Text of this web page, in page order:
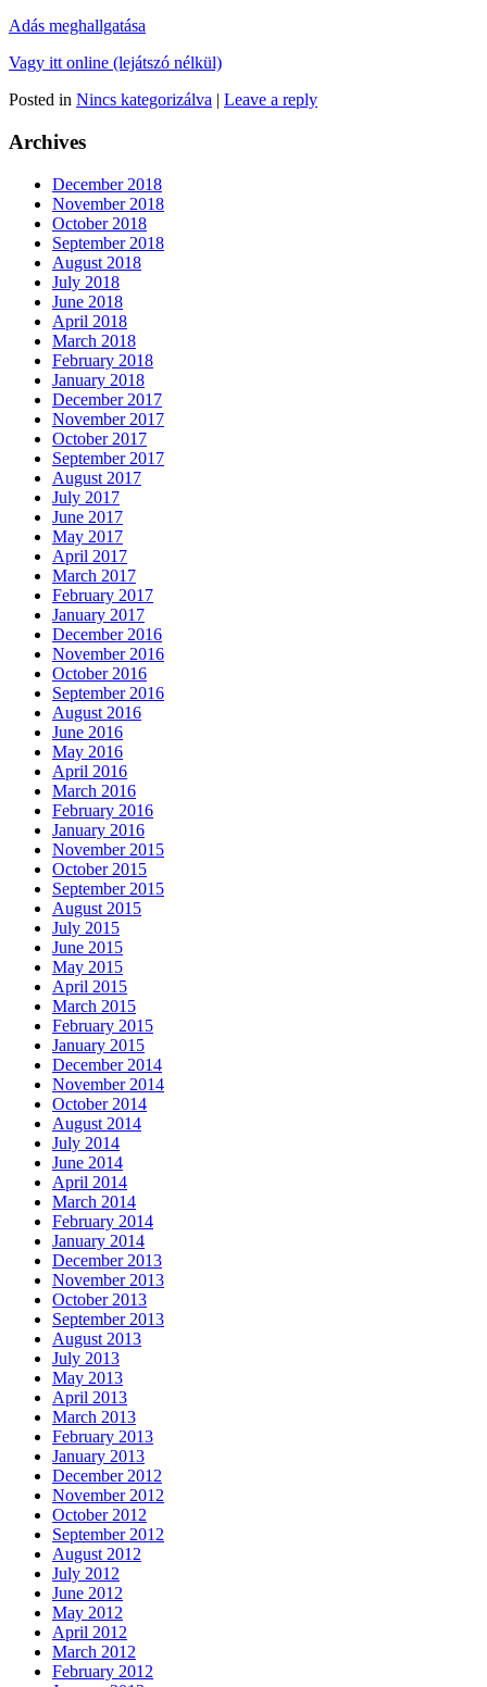
Adás meghallgatása
Vagy itt online (lejátszó nélkül)
Posted in Nincs kategorizálva | Leave a reply
Archives
December 2018
November 2018
October 2018
September 2018
August 2018
July 2018
June 2018
April 2018
March 2018
February 2018
January 2018
December 2017
November 2017
October 2017
September 2017
August 2017
July 2017
June 2017
May 2017
April 2017
March 2017
February 2017
January 2017
December 2016
November 2016
October 2016
September 2016
August 2016
June 2016
May 2016
April 2016
March 2016
February 2016
January 2016
November 2015
October 2015
September 2015
August 2015
July 2015
June 2015
May 2015
April 2015
March 2015
February 2015
January 2015
December 2014
November 2014
October 2014
August 2014
July 2014
June 2014
April 2014
March 2014
February 2014
January 2014
December 2013
November 2013
October 2013
September 2013
August 2013
July 2013
May 2013
April 2013
March 2013
February 2013
January 2013
December 2012
November 2012
October 2012
September 2012
August 2012
July 2012
June 2012
May 2012
April 2012
March 2012
February 2012